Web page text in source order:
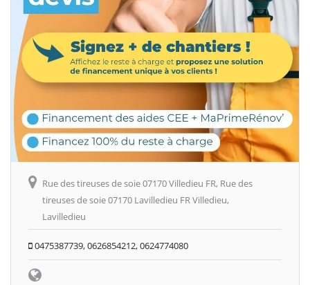
Rue des tireuses de soie 07170 Villedieu FR, Rue des
tireuses de soie 07170 Lavilledieu FR Villedieu,
Lavilledieu
0475387739, 0626854212, 0624774080